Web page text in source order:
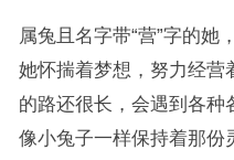
属兔且名字带“营”字的她
她怀揣着梦想，努力经营
的路还很长，会遇到各种
像小兔子一样保持着那份